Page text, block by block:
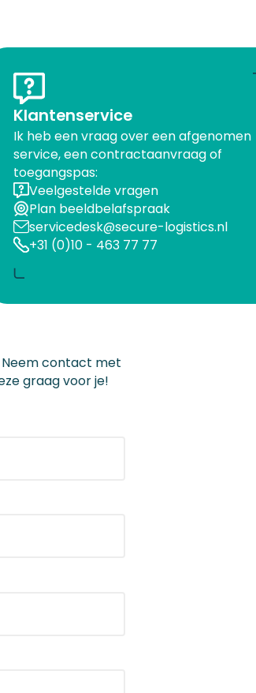
Klantenservice
Ik heb een vraag over een afgenomen
service, een contractaanvraag of
toegangspas:
Veelgestelde vragen
Plan beeldbelafspraak
servicedesk@secure-logistics.nl
+31 (0)10 - 463 77 77
Neem contact met
graag voor je!